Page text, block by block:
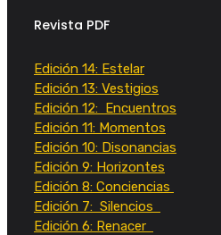
Revista PDF
Edición 14: Estelar
Edición 13: Vestigios
Edición 12: Encuentros
Edición 11: Momentos
Edición 10: Disonancias
Edición 9: Horizontes
Edición 8: Conciencias
Edición 7: Silencios
Edición 6: Renacer